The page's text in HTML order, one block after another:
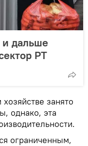
дальше
РТ
занято
однако, эта
ограниченным,